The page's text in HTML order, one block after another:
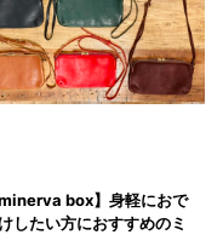
minerva box】身軽におで
したい方におすすめのミ